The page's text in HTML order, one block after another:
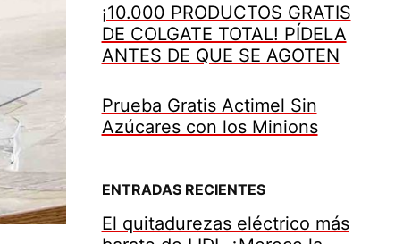
¡10.000 PRODUCTOS GRATIS
DE COLGATE TOTAL! PÍDELA
ANTES DE QUE SE AGOTEN
Prueba Gratis Actimel Sin
Azúcares con los Minions
ENTRADAS RECIENTES
El quitadurezas eléctrico más